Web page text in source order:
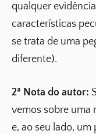
qualquer
características
se trata de uma
diferente).
2ª Nota do autor:
vemos sobre uma
e, ao seu lado,